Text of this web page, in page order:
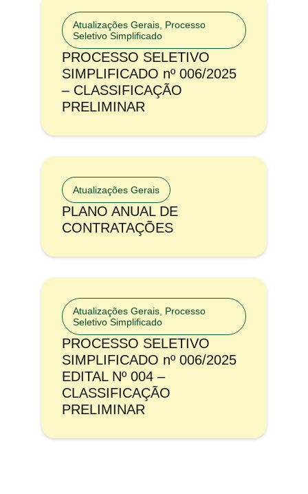
Atualizações Gerais Processo
Seletivo Simplificado
PROCESSO SELETIVO
SIMPLIFICADO nº 006/2025
– CLASSIFICAÇÃO
PRELIMINAR
Atualizações Gerais
PLANO ANUAL DE
CONTRATAÇÕES
Atualizações Gerais Processo
Seletivo Simplificado
PROCESSO SELETIVO
SIMPLIFICADO nº 006/2025
EDITAL Nº 004 –
CLASSIFICAÇÃO
PRELIMINAR